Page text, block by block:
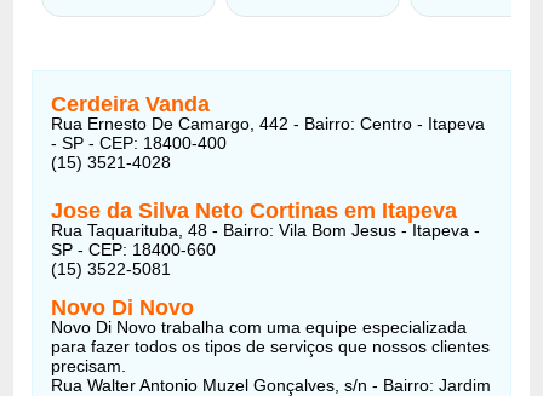
Cerdeira Vanda
Rua Ernesto De Camargo, 442 - Bairro: Centro - Itapeva
- SP - CEP: 18400-400
(15) 3521-4028
Jose da Silva Neto Cortinas em Itapeva
Rua Taquarituba, 48 - Bairro: Vila Bom Jesus - Itapeva -
SP - CEP: 18400-660
(15) 3522-5081
Novo Di Novo
Novo Di Novo trabalha com uma equipe especializada
para fazer todos os tipos de serviços que nossos clientes
precisam.
Rua Walter Antonio Muzel Gonçalves, s/n - Bairro: Jardim